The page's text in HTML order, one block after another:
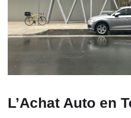
L’Achat Auto en